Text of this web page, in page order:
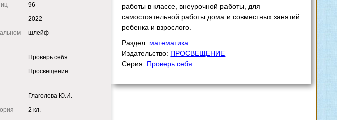
96
2022
шлейф
Проверь себя
Просвещение
Глаголева Ю.И.
2 кл.
работы в классе, внеурочной работы, для
самостоятельной работы дома и совместных занятий
ребенка и взрослого.
Раздел: математика
Издательство: ПРОСВЕЩЕНИЕ
Серия: Проверь себя